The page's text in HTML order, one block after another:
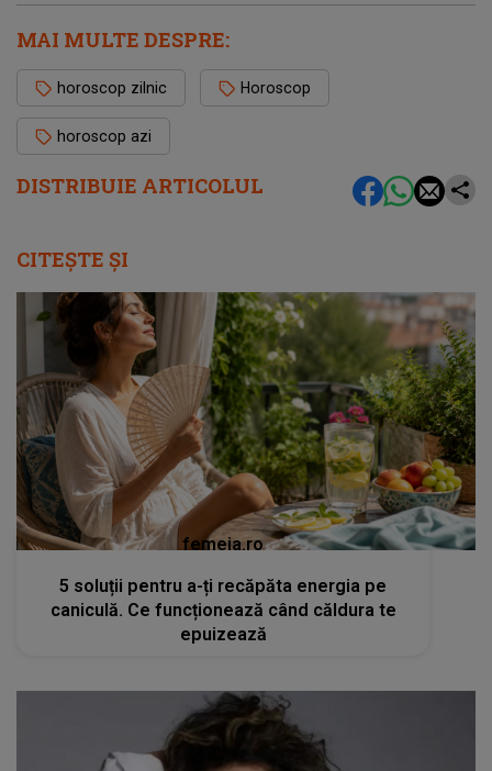
DISTRIBUIE ARTICOLUL
MAI MULTE DESPRE:
horoscop zilnic Horoscop
horoscop azi
CITEȘTE ȘI
femeia.ro
5 soluții pentru a-ți recăpăta energia pe
caniculă. Ce funcționează când căldura te
epuizează